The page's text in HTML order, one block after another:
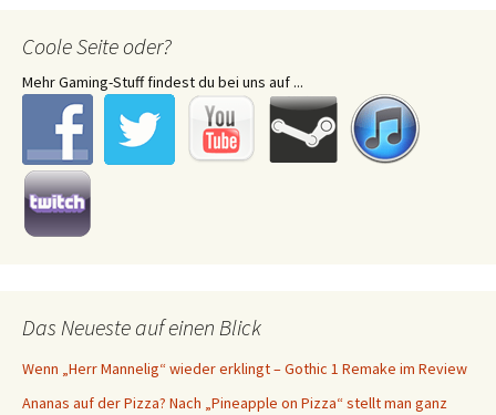
Coole Seite oder?
Mehr Gaming-Stuff findest du bei uns auf ...
Das Neueste auf einen Blick
Wenn „Herr Mannelig“ wieder erklingt – Gothic 1 Remake im Review
Ananas auf der Pizza? Nach „Pineapple on Pizza“ stellt man ganz